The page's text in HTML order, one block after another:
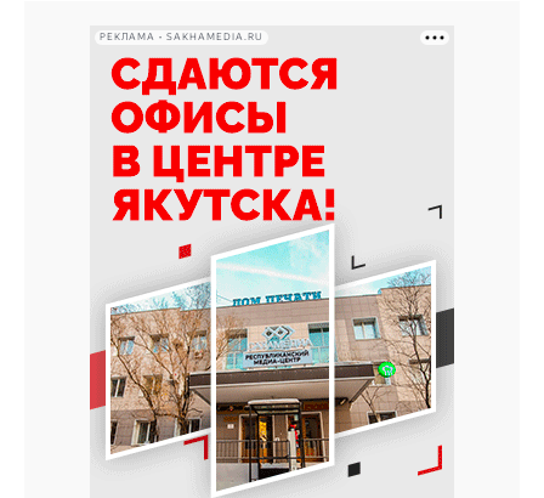
РЕКЛАМА • SAKHAMEDIA.RU